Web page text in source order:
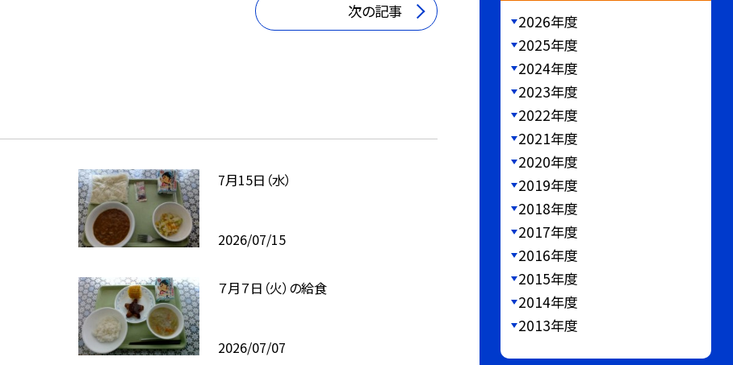
次の記事
7月15日（水）
2026/07/15
７月７日（火）の給食
2026/07/07
2026年度
2025年度
2024年度
2023年度
2022年度
2021年度
2020年度
2019年度
2018年度
2017年度
2016年度
2015年度
2014年度
2013年度